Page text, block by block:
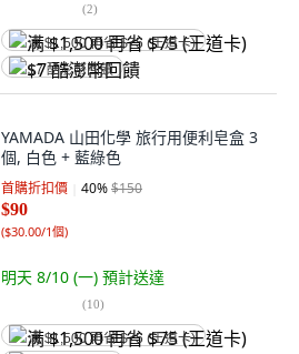
(2)
满 $1,500 再省 $75 (王道卡)
$7 酷澎幣回饋
YAMADA 山田化學 旅行用便利皂盒 3
個, 白色 + 藍綠色
首購折扣價 40%$150
$90
($30.00/1個)
明天 8/10 (一) 預計送達
(10)
满 $1,500 再省 $75 (王道卡)